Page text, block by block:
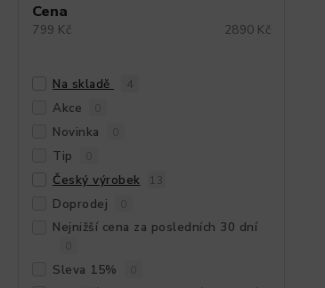
Cena
799 Kč 2890 Kč
Na skladě 4
Akce
Novinka
Tip
Český výrobek 13
Doprodej
Nejnižší cena za posledních 30 dní
Sleva 15%